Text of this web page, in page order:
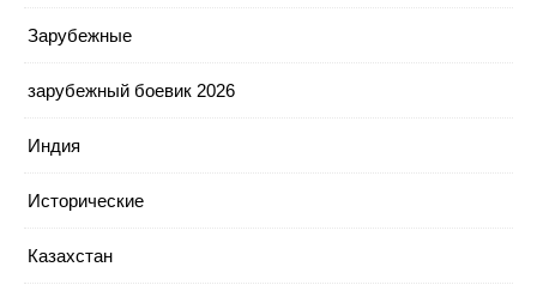
Зарубежные
зарубежный боевик 2026
Индия
Исторические
Казахстан